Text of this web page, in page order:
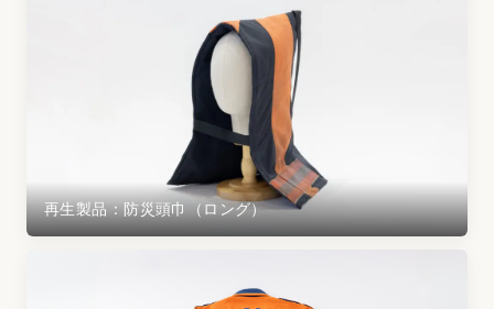
再生製品：防災頭巾（ロング）